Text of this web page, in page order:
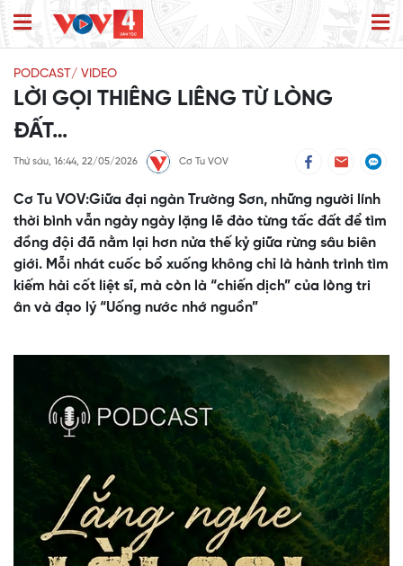
PODCAST/ VIDEO
LỜI GỌI THIÊNG LIÊNG TỪ LÒNG
ĐẤT…
Thứ sáu, 16:44, 22/05/2026 Cơ Tu VOV
Cơ Tu VOV:Giữa đại ngàn Trường Sơn, những người lính
thời bình vẫn ngày ngày lặng lẽ đào từng tấc đất để tìm
đồng đội đã nằm lại hơn nửa thế kỷ giữa rừng sâu biên
giới. Mỗi nhát cuốc bổ xuống không chỉ là hành trình tìm
kiếm hài cốt liệt sĩ, mà còn là “chiến dịch” của lòng tri
ân và đạo lý “Uống nước nhớ nguồn”